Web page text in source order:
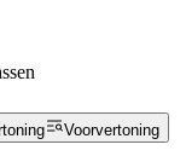
Voorvertoning